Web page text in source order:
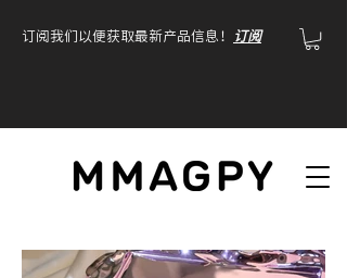
订阅我们以便获取最新产品信息！ 订阅